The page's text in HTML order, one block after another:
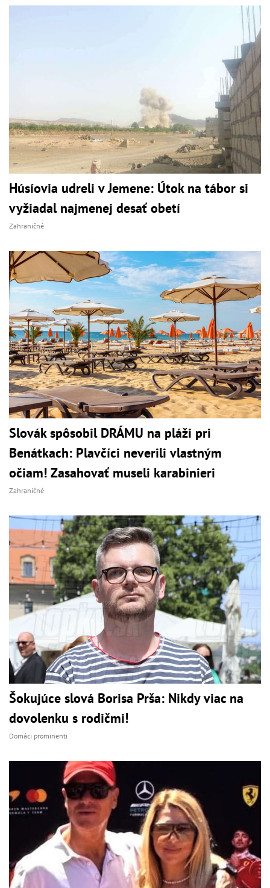
Húsíovia udreli v Jemene: Útok na tábor si
vyžiadal najmenej desať obetí
Zahraničné
Slovák spôsobil DRÁMU na pláži pri
Benátkach: Plavčíci neverili vlastným
očiam! Zasahovať museli karabinieri
Zahraničné
Šokujúce slová Borisa Prša: Nikdy viac na
dovolenku s rodičmi!
Domáci prominenti